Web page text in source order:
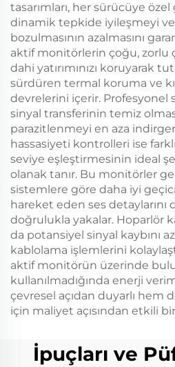
tasarımları, her sürücüye
dinamik tepkide iyileşmeyi
bozulmasının azalmasını
aktif monitörlerin çoğu, zorlu
dahi yatırımınızı koruyarak
sürdüren termal koruma ve
devrelerini içerir. Profesyonel
sinyal transferinin temiz
parazitlenmeyi en aza
hassasiyeti kontrolleri ise
seviye eşleştirmesinin ideal
olanak tanır. Bu monitörler
sistemlere göre daha iyi
hareket eden ses detaylarını
doğrulukla yakalar. Hoparlör
da potansiyel sinyal kaybını
kablolama işlemlerini
aktif monitörün üzerinde
kullanılmadığında enerji
çevresel açıdan duyarlı hem
için maliyet açısından etkili
İpuçları ve